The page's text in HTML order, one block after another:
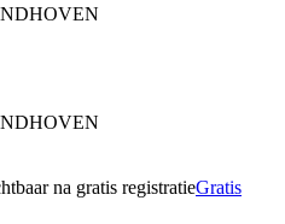
na gratis registratieGratis